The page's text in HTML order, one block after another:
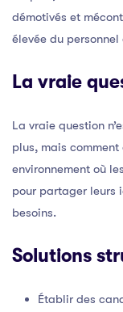
démotivés et
élevée du
La vraie
La vraie question
plus, mais comment
environnement où
pour partager leurs
besoins.
Solutions
Établir des